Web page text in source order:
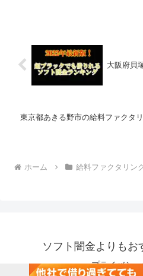
大阪府貝
東京都あきる野市の給料ファクタ
ホーム 給料ファクタリン
ソフト闇金よりもお
プライバシ